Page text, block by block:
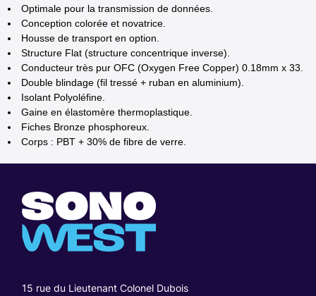
Optimale pour la transmission de données.
Conception colorée et novatrice.
Housse de transport en option.
Structure Flat (structure concentrique inverse).
Conducteur très pur OFC (Oxygen Free Copper) 0.18mm x 33.
Double blindage (fil tressé + ruban en aluminium).
Isolant Polyoléfine.
Gaine en élastomère thermoplastique.
Fiches Bronze phosphoreux.
Corps : PBT + 30% de fibre de verre.
15 rue du Lieutenant Colonel Dubois